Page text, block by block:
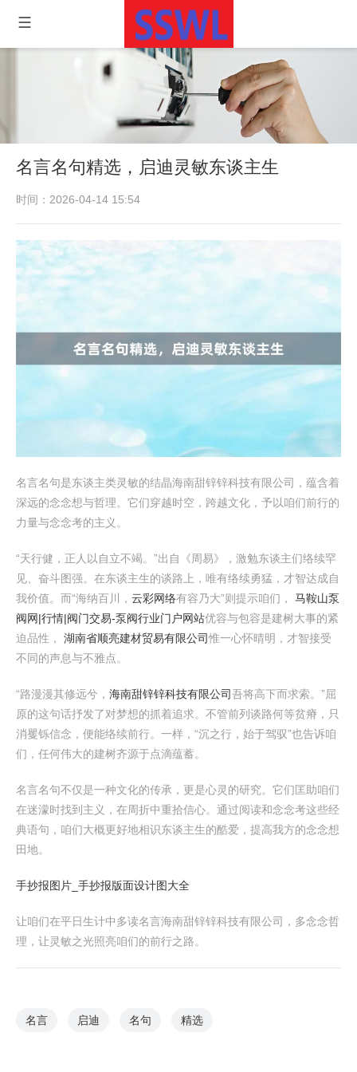
名言名句精选，启迪灵敏东谈主生
时间：2026-04-14 15:54
名言名句是东谈主类灵敏的结晶海南甜锌锌科技有限公司，蕴含着
深远的念念想与哲理。它们穿越时空，跨越文化，予以咱们前行的
力量与念念考的主义。
“天行健，正人以自立不竭。”出自《周易》，激勉东谈主们络续罕
见、奋斗图强。在东谈主生的谈路上，唯有络续勇猛，才智达成自
我价值。而“海纳百川， 云彩网络有容乃大”则提示咱们， 马鞍山泵
阀网|行情|阀门交易-泵阀行业门户网站优容与包容是建树大事的紧
迫品性， 湖南省顺亮建材贸易有限公司惟一心怀晴明，才智接受
不同的声息与不雅点。
“路漫漫其修远兮， 海南甜锌锌科技有限公司吾将高下而求索。”屈
原的这句话抒发了对梦想的抓着追求。不管前列谈路何等贫瘠，只
消矍铄信念，便能络续前行。一样，“沉之行，始于驾驭”也告诉咱
们，任何伟大的建树齐源于点滴蕴蓄。
名言名句不仅是一种文化的传承，更是心灵的研究。它们匡助咱们
在迷濛时找到主义，在周折中重拾信心。通过阅读和念念考这些经
典语句，咱们大概更好地相识东谈主生的酷爱，提高我方的念念想
田地。
手抄报图片_手抄报版面设计图大全
让咱们在平日生计中多读名言海南甜锌锌科技有限公司，多念念哲
理，让灵敏之光照亮咱们的前行之路。
名言 启迪 名句 精选